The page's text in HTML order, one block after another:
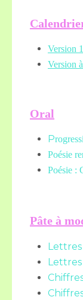
Version 1
Version
Oral
P
Poésie
Poésie :
Pâte à